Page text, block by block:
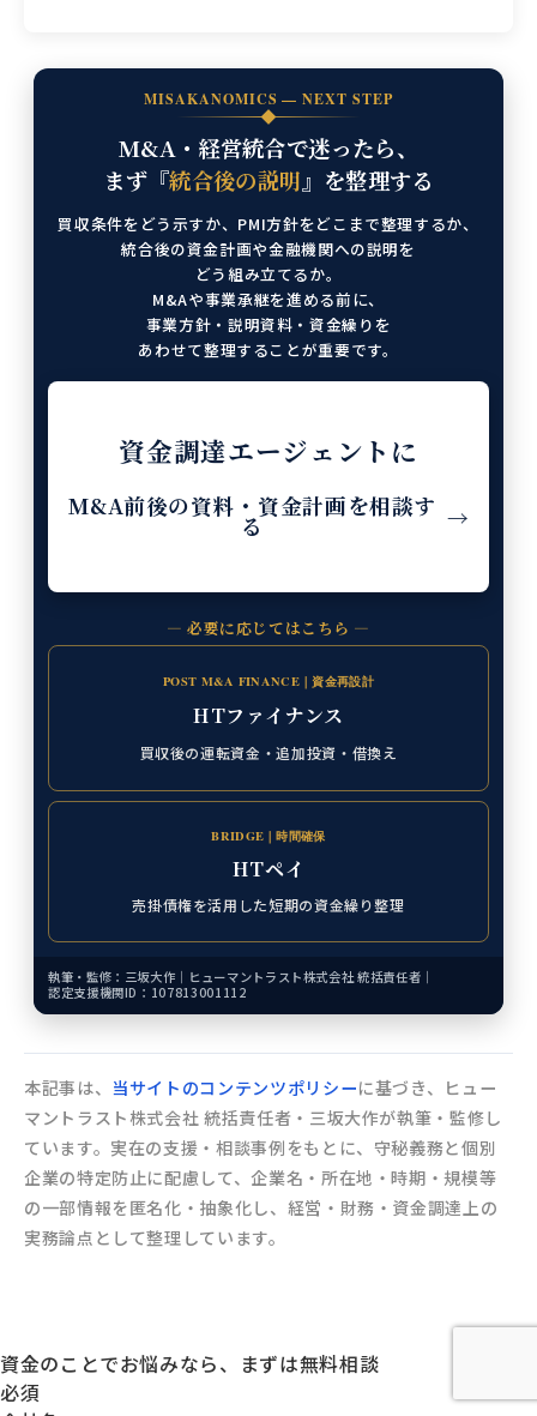
MISAKANOMICS — NEXT STEP
M&A・経営統合で迷ったら、
まず『統合後の説明』を整理する
買収条件をどう示すか、 PMI方針をどこまで整理するか、
統合後の資金計画や金融機関への説明を
どう組み立てるか。
M&Aや事業承継を進める前に、
事業方針・説明資料・資金繰りを
あわせて整理することが重要です。
資金調達エージェントに
M&A前後の資料・資金計画を相談す
る →
— 必要に応じてはこちら —
POST M&A FINANCE｜資金再設計
HTファイナンス
買収後の運転資金・追加投資・借換え
BRIDGE｜時間確保
HTペイ
売掛債権を活用した短期の資金繰り整理
執筆・監修：三坂大作｜ ヒューマントラスト株式会社 統括責任者｜
認定支援機関ID：107813001112
本記事は、 当サイトのコンテンツポリシーに基づき、ヒュー
マントラスト株式会社 統括責任者・三坂大作が執筆・監修し
ています。実在の支援・相談事例をもとに、守秘義務と個別
企業の特定防止に配慮して、企業名・所在地・時期・規模等
の一部情報を匿名化・抽象化し、経営・財務・資金調達上の
実務論点として整理しています。
資金のことでお悩みなら、まずは無料相談
必須